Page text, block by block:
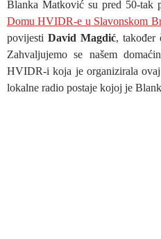
Blanka Matković su pred 50-tak
Domu HVIDR-e u Slavonskom
povijesti David Magdić, također
Zahvaljujemo se našem
HVIDR-i koja je organizirala
lokalne radio postaje kojoj je